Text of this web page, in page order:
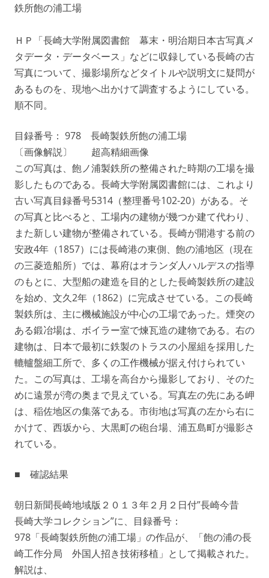
鉄所飽の浦工場
ＨＰ「長崎大学附属図書館 幕末・明治期日本古写真メ
タデータ・データベース」などに収録している長崎の古
写真について、撮影場所などタイトルや説明文に疑問が
あるものを、現地へ出かけて調査するようにしている。
順不同。
目録番号： 978 長崎製鉄所飽の浦工場
〔画像解説〕 超高精細画像
この写真は、飽ノ浦製鉄所の整備された時期の工場を撮
影したものである。長崎大学附属図書館には、これより
古い写真目録番号5314（整理番号102-20）がある。そ
の写真と比べると、工場内の建物が幾つか建て代わり、
また新しい建物が整備されている。長崎が開港する前の
安政4年（1857）には長崎港の東側、飽の浦地区（現在
の三菱造船所）では、幕府はオランダ人ハルデスの指導
のもとに、大型船の建造を目的とした長崎製鉄所の建設
を始め、文久2年（1862）に完成させている。この長崎
製鉄所は、主に機械施設が中心の工場であった。煙突の
ある鍛冶場は、ボイラー室で煉瓦造の建物である。右の
建物は、日本で最初に鉄製のトラスの小屋組を採用した
轆轤盤細工所で、多くの工作機械が据え付けられてい
た。この写真は、工場を高台から撮影しており、そのた
めに遠景が湾の奥まで見えている。写真左の先にある岬
は、稲佐地区の集落である。市街地は写真の左から右に
かけて、西坂から、大黒町の砲台場、浦五島町が撮影さ
れている。
■ 確認結果
朝日新聞長崎地域版２０１３年２月２日付”長崎今昔
長崎大学コレクション”に、目録番号：
978「長崎製鉄所飽の浦工場」の作品が、「飽の浦の長
崎工作分局 外国人招き技術移植」として掲載された。
解説は、